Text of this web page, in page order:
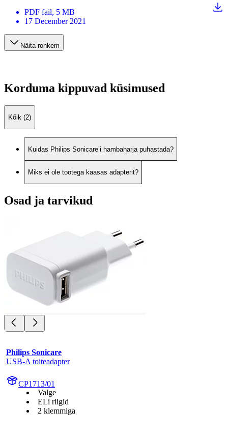
PDF fail, 5 MB
17 December 2021
Näita rohkem
Korduma kippuvad küsimused
Kõik (2)
Kuidas Philips Sonicare’i hambaharja puhastada?
Miks ei ole tootega kaasas adapterit?
Osad ja tarvikud
Philips Sonicare
USB-A toiteadapter
CP1713/01
Valge
ELi riigid
2 klemmiga